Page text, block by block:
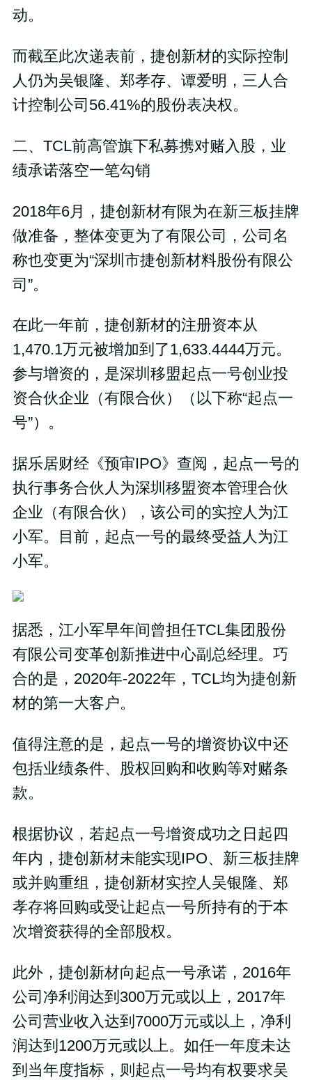
动。
而截至此次递表前，捷创新材的实际控制
人仍为吴银隆、郑孝存、谭爱明，三人合
计控制公司56.41%的股份表决权。
二、TCL前高管旗下私募携对赌入股，业
绩承诺落空一笔勾销
2018年6月，捷创新材有限为在新三板挂牌
做准备，整体变更为了有限公司，公司名
称也变更为“深圳市捷创新材料股份有限公
司”。
在此一年前，捷创新材的注册资本从
1,470.1万元被增加到了1,633.4444万元。
参与增资的，是深圳移盟起点一号创业投
资合伙企业（有限合伙）（以下称“起点一
号”）。
据乐居财经《预审IPO》查阅，起点一号的
执行事务合伙人为深圳移盟资本管理合伙
企业（有限合伙），该公司的实控人为江
小军。目前，起点一号的最终受益人为江
小军。
据悉，江小军早年间曾担任TCL集团股份
有限公司变革创新推进中心副总经理。巧
合的是，2020年-2022年，TCL均为捷创新
材的第一大客户。
值得注意的是，起点一号的增资协议中还
包括业绩条件、股权回购和收购等对赌条
款。
根据协议，若起点一号增资成功之日起四
年内，捷创新材未能实现IPO、新三板挂牌
或并购重组，捷创新材实控人吴银隆、郑
孝存将回购或受让起点一号所持有的于本
次增资获得的全部股权。
此外，捷创新材向起点一号承诺，2016年
公司净利润达到300万元或以上，2017年
公司营业收入达到7000万元或以上，净利
润达到1200万元或以上。如任一年度未达
到当年度指标，则起点一号均有权要求吴